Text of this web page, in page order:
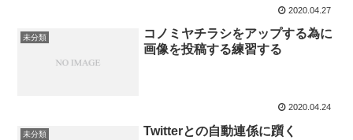
2020.04.27
未分類
コノミヤチラシをアップする為に
画像を投稿する練習する
2020.04.24
未分類 Twitterとの自動連係に躓く